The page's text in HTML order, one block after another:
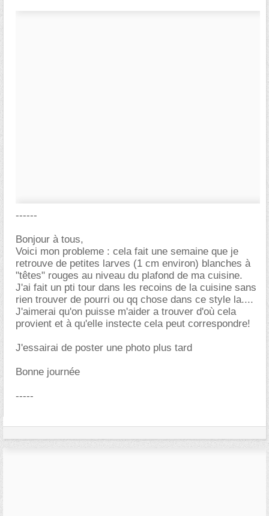
------
Bonjour à tous,
Voici mon probleme : cela fait une semaine que je
retrouve de petites larves (1 cm environ) blanches à
"têtes" rouges au niveau du plafond de ma cuisine.
J'ai fait un pti tour dans les recoins de la cuisine sans
rien trouver de pourri ou qq chose dans ce style la....
J'aimerai qu'on puisse m'aider a trouver d'où cela
provient et à qu'elle instecte cela peut correspondre!
J'essairai de poster une photo plus tard
Bonne journée
-----